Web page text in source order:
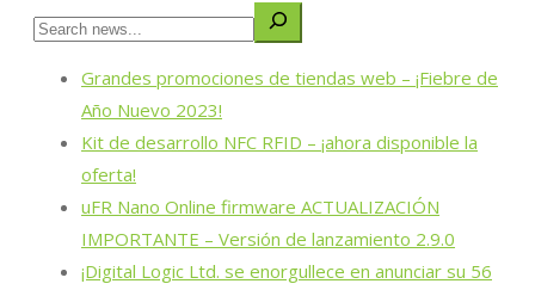
Grandes promociones de tiendas web – ¡Fiebre de
Año Nuevo 2023!
Kit de desarrollo NFC RFID – ¡ahora disponible la
oferta!
uFR Nano Online firmware ACTUALIZACIÓN
IMPORTANTE – Versión de lanzamiento 2.9.0
¡Digital Logic Ltd. se enorgullece en anunciar su 56